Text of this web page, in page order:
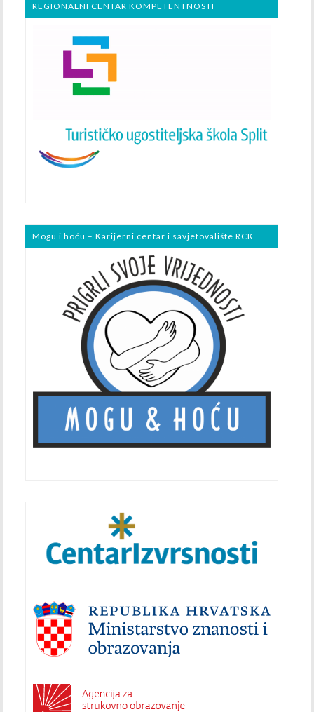
REGIONALNI CENTAR KOMPETENTNOSTI
Mogu i hoću – Karijerni centar i savjetovalište RCK